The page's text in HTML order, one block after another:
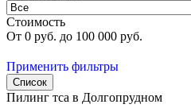
Стоимость
От 0 руб. до 100 000 руб.
Применить фильтры
Список
Пилинг тса в Долгопрудном